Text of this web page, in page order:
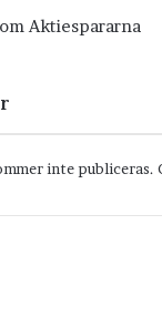
Aktiespararna
inte publiceras.